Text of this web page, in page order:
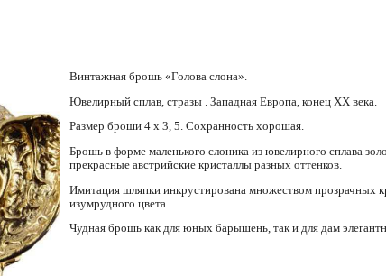
Винтажная брошь «Голова слона».
Ювелирный сплав, стразы . Западная Европа, конец ХХ века.
Размер броши 4 х 3, 5. Сохранность хорошая.
Брошь в форме маленького слоника из ювелирного сплава
прекрасные австрийские кристаллы разных оттенков.
Имитация шляпки инкрустирована множеством прозрачных
изумрудного цвета.
Чудная брошь как для юных барышень, так и для дам